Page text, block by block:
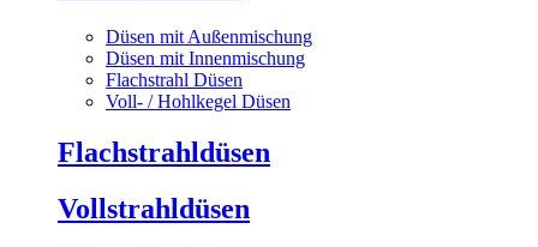
Düsen mit Außenmischung
Düsen mit Innenmischung
Flachstrahl Düsen
Voll- / Hohlkegel Düsen
Flachstrahldüsen
Vollstrahldüsen